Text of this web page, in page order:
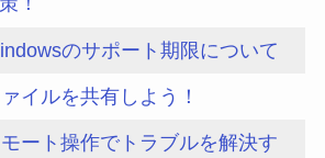
のサポート期限について
イルを共有しよう！
モート操作でトラブルを解決す